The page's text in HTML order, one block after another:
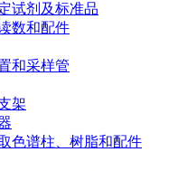
试剂及标准品
数和配件
和采样管
架
色谱柱、树脂和配件